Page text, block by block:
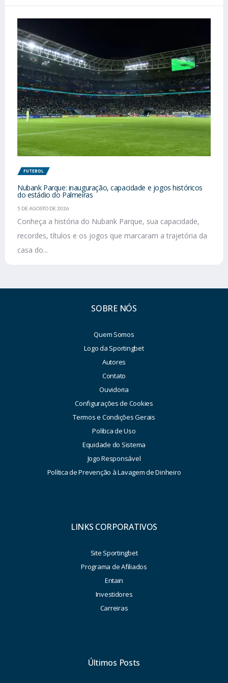
FUTEBOL
Nubank Parque: inauguração, capacidade e jogos históricos
do estádio do Palmeiras
5 DE AGOSTO DE 2026
Conheça a história do Nubank Parque, sua capacidade,
recordes, títulos e os jogos que marcaram a trajetória da
casa do...
SOBRE NÓS
Quem Somos
Logo da Sportingbet
Autores
Contato
Ouvidoria
Configurações de Cookies
Termos e Condições Gerais
Política de Uso
Equidade do Sistema
Jogo Responsável
Política de Prevenção à Lavagem de Dinheiro
LINKS CORPORATIVOS
Site Sportingbet
Programa de Afiliados
Entain
Investidores
Carreiras
Últimos Posts